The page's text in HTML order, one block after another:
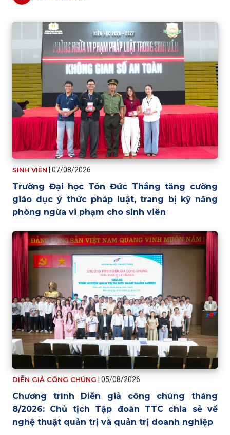
SINH VIÊN 07/08/2026
Trường Đại học Tôn Đức Thắng tăng cường
giáo dục ý thức pháp luật, trang bị kỹ năng
phòng ngừa vi phạm cho sinh viên
DIỄN GIẢ CÔNG CHÚNG 05/08/2026
Chương trình Diễn giả công chúng tháng
8/2026: Chủ tịch Tập đoàn TTC chia sẻ về
nghệ thuật quản trị và quản trị doanh nghiệp